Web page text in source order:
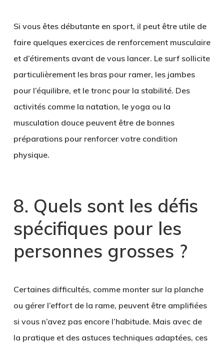
Si vous êtes débutante en sport, il peut être utile de
faire quelques exercices de renforcement musculaire
et d’étirements avant de vous lancer. Le surf sollicite
particulièrement les bras pour ramer, les jambes
pour l’équilibre, et le tronc pour la stabilité. Des
activités comme la natation, le yoga ou la
musculation douce peuvent être de bonnes
préparations pour renforcer votre condition
physique.
8. Quels sont les défis
spécifiques pour les
personnes grosses ?
Certaines difficultés, comme monter sur la planche
ou gérer l’effort de la rame, peuvent être amplifiées
si vous n’avez pas encore l’habitude. Mais avec de
la pratique et des astuces techniques adaptées, ces